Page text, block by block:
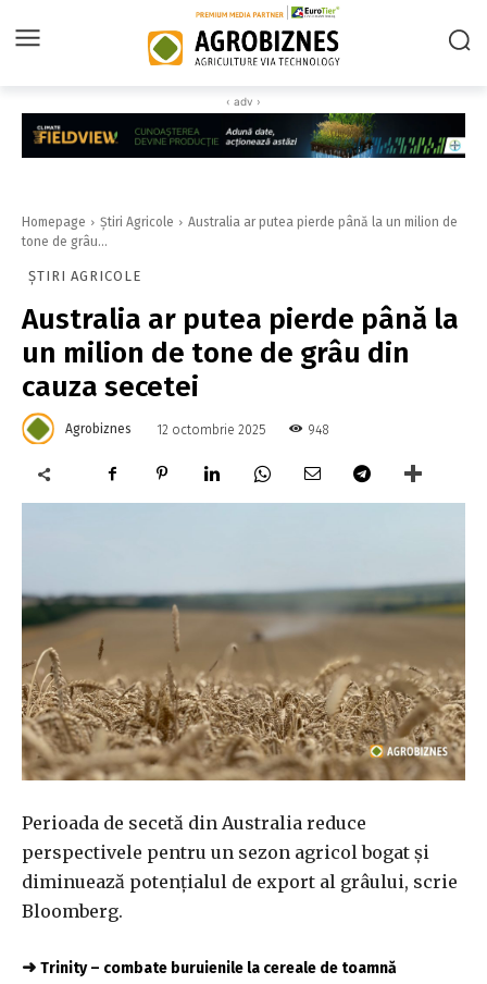
‹ adv ›
Homepage Știri Agricole
Australia ar putea pierde până la un milion de
tone de grâu...
ȘTIRI AGRICOLE
Australia ar putea pierde până la
un milion de tone de grâu din
cauza secetei
Agrobiznes 12 octombrie 2025 948
Perioada de secetă din Australia reduce
perspectivele pentru un sezon agricol bogat și
diminuează potențialul de export al grâului, scrie
Bloomberg.
➜ Trinity – combate buruienile la cereale de toamnă